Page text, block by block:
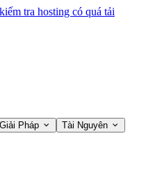
tra hosting có quá tải
Giải Pháp Tài Nguyên